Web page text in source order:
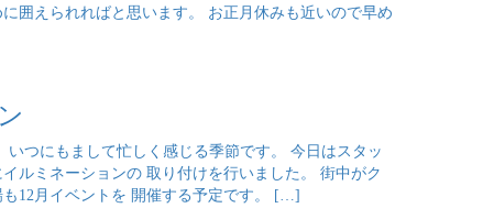
囲えられればと思います。 お正月休みも近いので早め
つにもまして忙しく感じる季節です。 今日はスタッ
ルミネーションの 取り付けを行いました。 街中がク
12月イベントを 開催する予定です。 […]